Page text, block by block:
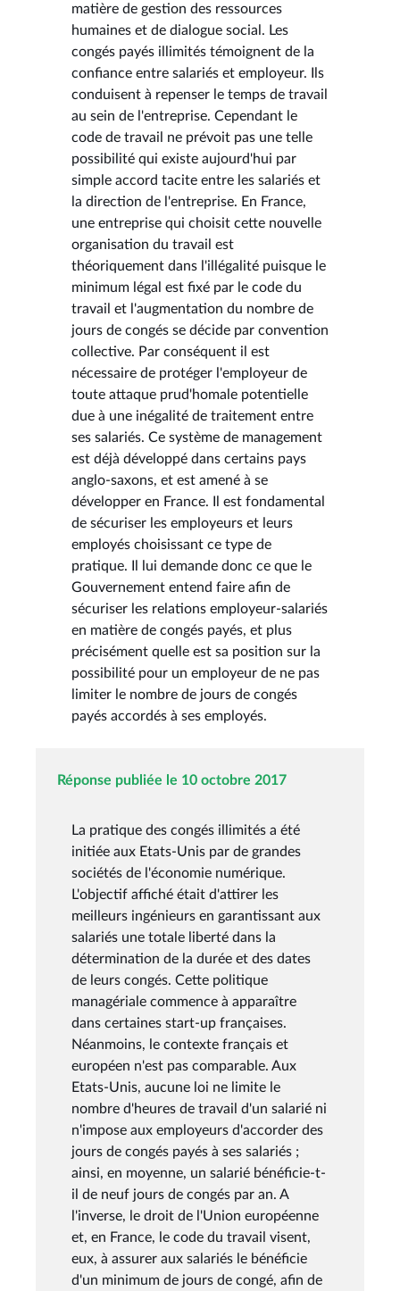
matière de gestion des ressources
humaines et de dialogue social. Les
congés payés illimités témoignent de la
confiance entre salariés et employeur. Ils
conduisent à repenser le temps de travail
au sein de l'entreprise. Cependant le
code de travail ne prévoit pas une telle
possibilité qui existe aujourd'hui par
simple accord tacite entre les salariés et
la direction de l'entreprise. En France,
une entreprise qui choisit cette nouvelle
organisation du travail est
théoriquement dans l'illégalité puisque le
minimum légal est fixé par le code du
travail et l'augmentation du nombre de
jours de congés se décide par convention
collective. Par conséquent il est
nécessaire de protéger l'employeur de
toute attaque prud'homale potentielle
due à une inégalité de traitement entre
ses salariés. Ce système de management
est déjà développé dans certains pays
anglo-saxons, et est amené à se
développer en France. Il est fondamental
de sécuriser les employeurs et leurs
employés choisissant ce type de
pratique. Il lui demande donc ce que le
Gouvernement entend faire afin de
sécuriser les relations employeur-salariés
en matière de congés payés, et plus
précisément quelle est sa position sur la
possibilité pour un employeur de ne pas
limiter le nombre de jours de congés
payés accordés à ses employés.
Réponse publiée le 10 octobre 2017
La pratique des congés illimités a été
initiée aux Etats-Unis par de grandes
sociétés de l'économie numérique.
L'objectif affiché était d'attirer les
meilleurs ingénieurs en garantissant aux
salariés une totale liberté dans la
détermination de la durée et des dates
de leurs congés. Cette politique
managériale commence à apparaître
dans certaines start-up françaises.
Néanmoins, le contexte français et
européen n'est pas comparable. Aux
Etats-Unis, aucune loi ne limite le
nombre d'heures de travail d'un salarié ni
n'impose aux employeurs d'accorder des
jours de congés payés à ses salariés ;
ainsi, en moyenne, un salarié bénéficie-t-
il de neuf jours de congés par an. A
l'inverse, le droit de l'Union européenne
et, en France, le code du travail visent,
eux, à assurer aux salariés le bénéficie
d'un minimum de jours de congé, afin de